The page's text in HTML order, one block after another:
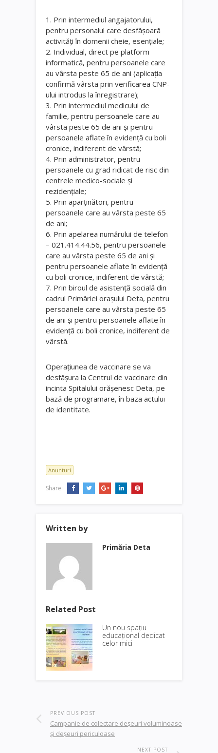
1. Prin intermediul angajatorului,
pentru personalul care desfășoară
activități în domenii cheie, esențiale;
2. Individual, direct pe platform
informatică, pentru persoanele care
au vârsta peste 65 de ani (aplicația
confirmă vârsta prin verificarea CNP-
ului introdus la înregistrare);
3. Prin intermediul medicului de
familie, pentru persoanele care au
vârsta peste 65 de ani și pentru
persoanele aflate în evidență cu boli
cronice, indiferent de vârstă;
4. Prin administrator, pentru
persoanele cu grad ridicat de risc din
centrele medico-sociale și
rezidențiale;
5. Prin aparținători, pentru
persoanele care au vârsta peste 65
de ani;
6. Prin apelarea numărului de telefon
– 021.414.44.56, pentru persoanele
care au vârsta peste 65 de ani și
pentru persoanele aflate în evidență
cu boli cronice, indiferent de vârstă;
7. Prin biroul de asistență socială din
cadrul Primăriei orașului Deta, pentru
persoanele care au vârsta peste 65
de ani și pentru persoanele aflate în
evidență cu boli cronice, indiferent de
vârstă.
Operațiunea de vaccinare se va
desfășura la Centrul de vaccinare din
incinta Spitalului orășenesc Deta, pe
bază de programare, în baza actului
de identitate.
Anunturi
Share:
Written by
Primăria Deta
Related Post
Un nou spațiu
educațional dedicat
celor mici
PREVIOUS POST
Campanie de colectare deșeuri voluminoase
și deșeuri periculoase
NEXT POST